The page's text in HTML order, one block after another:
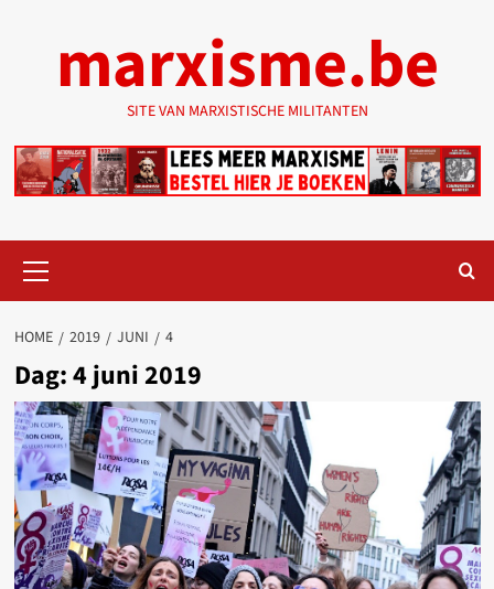
marxisme.be
SITE VAN MARXISTISCHE MILITANTEN
menu
HOME 2019 JUNI 4
Dag:4 juni 2019